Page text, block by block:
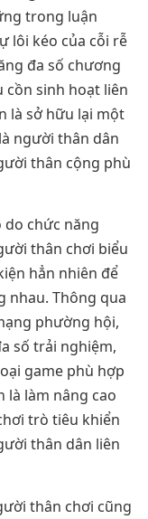
trong luận
lôi kéo của cỗi rễ
đa số chương
sinh hoạt liên
là sở hữu lại một
người thân dân
thân cộng phù
chức năng
thân chơi biểu
hẳn nhiên để
nhau. Thông qua
phường hội,
số trải nghiệm,
game phù hợp
là làm nâng cao
trò tiêu khiển
thân dân liên
thân chơi cũng